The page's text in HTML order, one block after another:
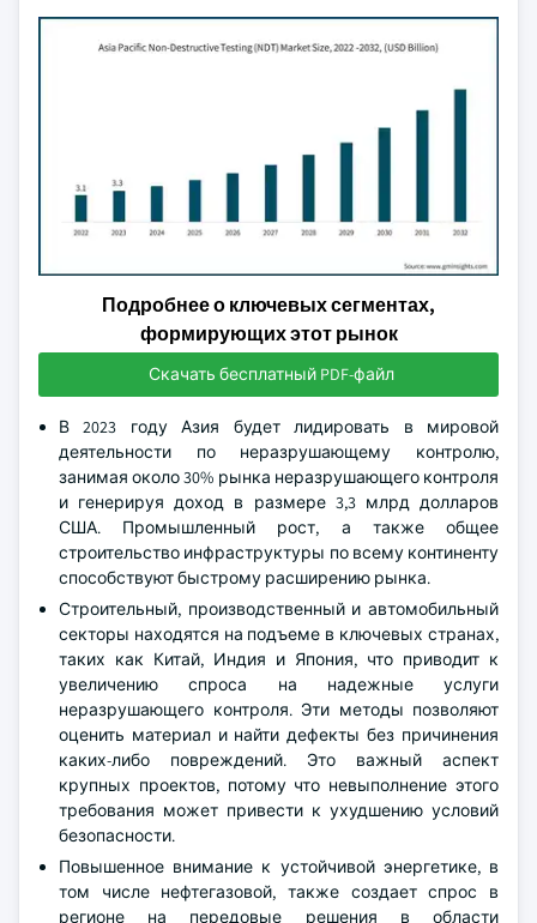
Подробнее о ключевых сегментах,
формирующих этот рынок
Скачать бесплатный PDF-файл
В 2023 году Азия будет лидировать в мировой
деятельности по неразрушающему контролю,
занимая около 30% рынка неразрушающего контроля
и генерируя доход в размере 3,3 млрд долларов
США. Промышленный рост, а также общее
строительство инфраструктуры по всему континенту
способствуют быстрому расширению рынка.
Строительный, производственный и автомобильный
секторы находятся на подъеме в ключевых странах,
таких как Китай, Индия и Япония, что приводит к
увеличению спроса на надежные услуги
неразрушающего контроля. Эти методы позволяют
оценить материал и найти дефекты без причинения
каких-либо повреждений. Это важный аспект
крупных проектов, потому что невыполнение этого
требования может привести к ухудшению условий
безопасности.
Повышенное внимание к устойчивой энергетике, в
том числе нефтегазовой, также создает спрос в
регионе на передовые решения в области